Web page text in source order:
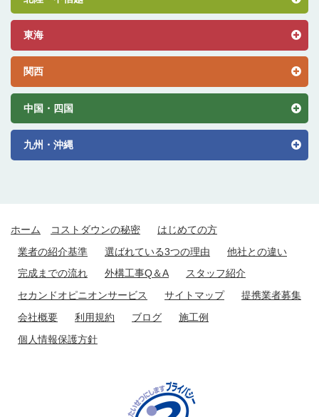
東海
関西
中国・四国
九州・沖縄
ホーム コストダウンの秘密
はじめての方
業者の紹介基準
選ばれている3つの理由
他社との違い
完成までの流れ
外構工事Q＆A
スタッフ紹介
セカンドオピニオンサービス
サイトマップ
提携業者募集
会社概要
利用規約 ブログ
施工例
個人情報保護方針